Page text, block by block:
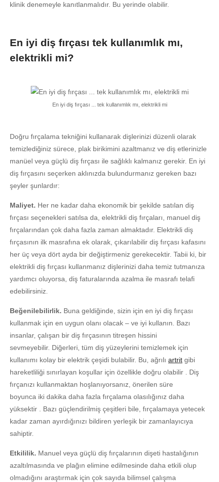
klinik denemeyle kanıtlanmalıdır. Bu yerinde olabilir.
En iyi diş fırçası tek kullanımlık mı,
elektrikli mi?
En iyi diş fırçası ... tek kullanımlık mı, elektrikli mi
Doğru fırçalama tekniğini kullanarak dişlerinizi düzenli olarak
temizlediğiniz sürece, plak birikimini azaltmanız ve diş etlerinizle
manüel veya güçlü diş fırçası ile sağlıklı kalmanız gerekir. En iyi
diş fırçasını seçerken aklınızda bulundurmanız gereken bazı
şeyler şunlardır:
Maliyet. Her ne kadar daha ekonomik bir şekilde satılan diş
fırçası seçenekleri satılsa da, elektrikli diş fırçaları, manuel diş
fırçalarından çok daha fazla zaman almaktadır. Elektrikli diş
fırçasının ilk masrafına ek olarak, çıkarılabilir diş fırçası kafasını
her üç veya dört ayda bir değiştirmeniz gerekecektir. Tabii ki, bir
elektrikli diş fırçası kullanmanız dişlerinizi daha temiz tutmanıza
yardımcı oluyorsa, diş faturalarında azalma ile masrafı telafi
edebilirsiniz.
Beğenilebilirlik. Buna geldiğinde, sizin için en iyi diş fırçası
kullanmak için en uygun olanı olacak – ve iyi kullanın. Bazı
insanlar, çalışan bir diş fırçasının titreşen hissini
sevmeyebilir. Diğerleri, tüm diş yüzeylerini temizlemek için
kullanımı kolay bir elektrik çeşidi bulabilir. Bu, ağrılı artrit gibi
hareketliliği sınırlayan koşullar için özellikle doğru olabilir . Diş
fırçanızı kullanmaktan hoşlanıyorsanız, önerilen süre
boyunca iki dakika daha fazla fırçalama olasılığınız daha
yüksektir . Bazı güçlendirilmiş çeşitleri bile, fırçalamaya yetecek
kadar zaman ayırdığınızı bildiren yerleşik bir zamanlayıcıya
sahiptir.
Etkililik. Manuel veya güçlü diş fırçalarının dişeti hastalığının
azaltılmasında ve plağın elimine edilmesinde daha etkili olup
olmadığını araştırmak için çok sayıda bilimsel çalışma